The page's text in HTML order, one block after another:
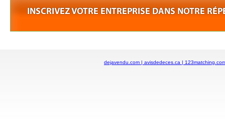
dejavendu.com | avisdedeces.ca |